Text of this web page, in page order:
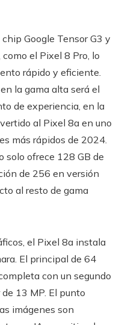
Google Tensor G3 y
el Pixel 8 Pro, lo
rápido y eficiente.
la gama alta será el
de experiencia, en la
al Pixel 8a en uno
más rápidos de 2024.
solo ofrece 128 GB de
de 256 en versión
al resto de gama
el Pixel 8a instala
El principal de 64
con un segundo
13 MP. El punto
imágenes son